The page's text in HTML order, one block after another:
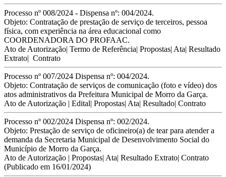
Processo nº 008/2024 - Dispensa nº: 004/2024.
Objeto: Contratação de prestação de serviço de terceiros, pessoa
física, com experiência na área educacional como
COORDENADORA DO PROFAAC.
Ato de Autorização| Termo de Referência| Propostas| Ata| Resultado
Extrato| Contrato
Processo nº 007/2024 Dispensa nº: 004/2024.
Objeto: Contratação de serviços de comunicação (foto e vídeo) dos
atos administrativos da Prefeitura Municipal de Morro da Garça.
Ato de Autorização | Edital| Propostas| Ata| Resultado| Contrato
Processo nº 002/2024 Dispensa nº: 002/2024.
Objeto: Prestação de serviço de oficineiro(a) de tearpara atender a
demanda da Secretaria Municipal de Desenvolvimento Social do
Município de Morro da Garça.
Ato de Autorização | Propostas| Ata| Resultado Extrato| Contrato
(Publicado em 16/01/2024)